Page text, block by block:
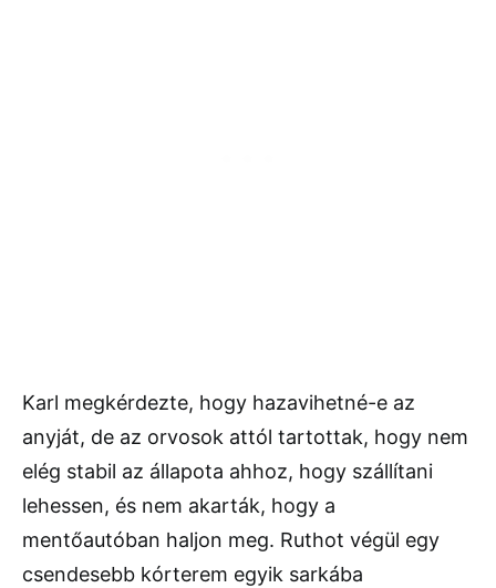
Karl megkérdezte, hogy hazavihetné-e az
anyját, de az orvosok attól tartottak, hogy nem
elég stabil az állapota ahhoz, hogy szállítani
lehessen, és nem akarták, hogy a
mentőautóban haljon meg. Ruthot végül egy
csendesebb kórterem egyik sarkába